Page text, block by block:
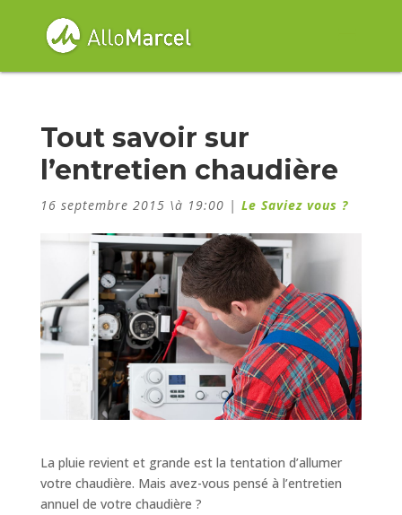
Tout savoir sur
l’entretien chaudière
16 septembre 2015 \à 19:00 | Le Saviez vous ?
La pluie revient et grande est la tentation d’allumer
votre chaudière. Mais avez-vous pensé à l’entretien
annuel de votre chaudière ?